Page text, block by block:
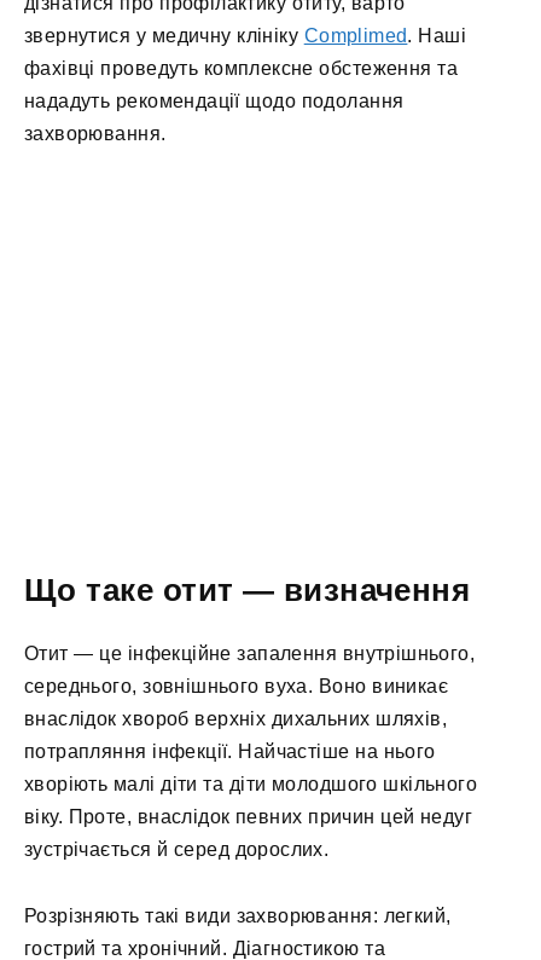
звернутися у медичну клініку Complimed. Наші
фахівці проведуть комплексне обстеження та
нададуть рекомендації щодо подолання
захворювання.
Що таке отит — визначення
Отит — це інфекційне запалення внутрішнього,
середнього, зовнішнього вуха. Воно виникає
внаслідок хвороб верхніх дихальних шляхів,
потрапляння інфекції. Найчастіше на нього
хворіють малі діти та діти молодшого шкільного
віку. Проте, внаслідок певних причин цей недуг
зустрічається й серед дорослих.
Розрізняють такі види захворювання: легкий,
гострий та хронічний. Діагностикою та